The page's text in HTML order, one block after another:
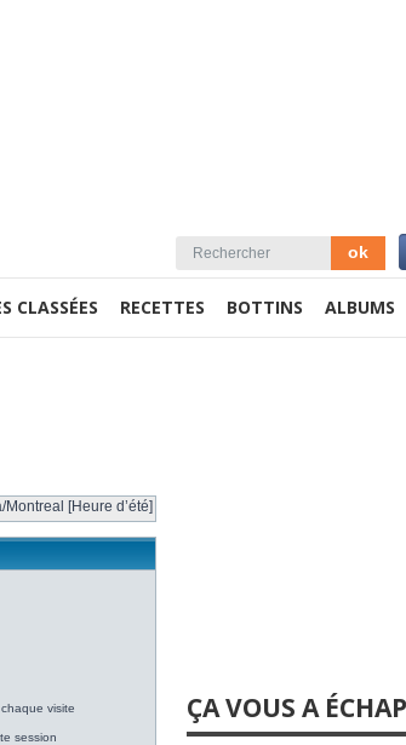
CLASSÉES RECETTES BOTTINS ALBUMS
[Heure d’été]
visite
session
ÇA VOUS A